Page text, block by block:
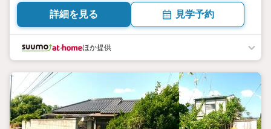
詳細を見る 見学予約
ほか提供